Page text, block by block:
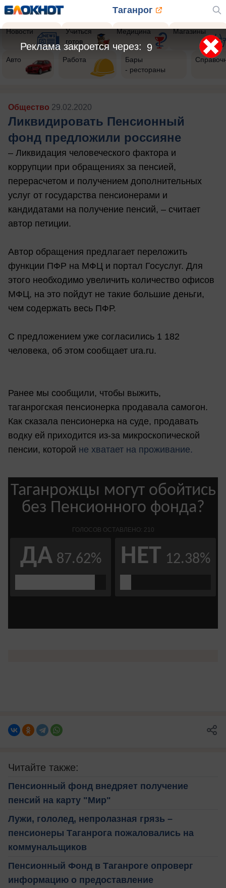
Таганрог
Новости
Учиться
готов
Медицина Магазины
Авто Работа
Бары
- рестораны
Общество 29.02.2020
Ликвидировать Пенсионный
фонд предложили россияне
– Ликвидация человеческого фактора и
коррупции при обращениях за пенсией,
перерасчетом и получением дополнительных
услуг от государства пенсионерами и
кандидатами на получение пенсий, – считает
автор петиции.
Автор обращения предлагает переложить
функции ПФР на МФЦ и портал Госуслуг. Для
этого необходимо увеличить количество офисов
МФЦ, на это пойдут не такие большие деньги,
чем содержать весь ПФР.
С предложением уже согласились 1 182
человека, об этом сообщает ura.ru.
Ранее мы сообщили, чтобы выжить,
таганрогская пенсионерка продавала самогон.
Как сказала пенсионерка на суде, продавать
водку ей приходится из-за микроскопической
пенсии, которой не хватает на проживание.
Читайте также:
Пенсионный фонд внедряет получение
пенсий на карту "Мир"
Лужи, гололед, непролазная грязь –
пенсионеры Таганрога пожаловались на
коммунальщиков
Пенсионный Фонд в Таганроге опроверг
информацию о предоставление
7
Реклама закроется через: